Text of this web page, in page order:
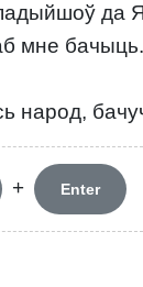
да
мне бачыць.
народ,
+ Enter